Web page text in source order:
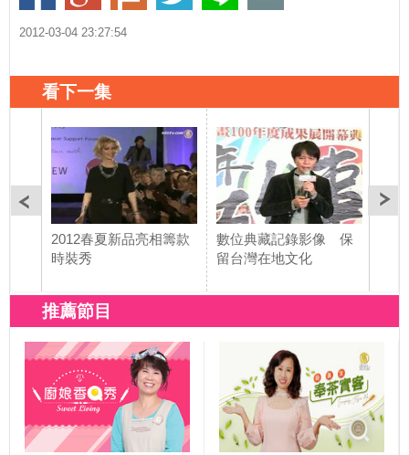
2012-03-04 23:27:54
看下一集
2012春夏新品亮相籌款
時裝秀
數位典藏記錄影像 保
留台灣在地文化
推薦節目